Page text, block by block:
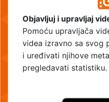
Objavljuj i upravljaj
Pomoću upravljača
videa izravno sa svog
i uređivati njihove
pregledavati statistiku.